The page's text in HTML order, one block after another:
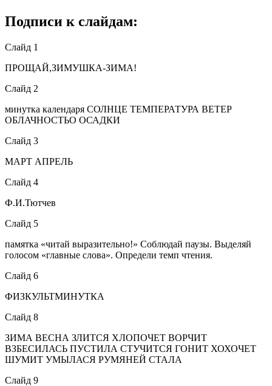
Подписи к слайдам:
Слайд 1
ПРОЩАЙ,ЗИМУШКА-ЗИМА!
Слайд 2
минутка календаря СОЛНЦЕ ТЕМПЕРАТУРА ВЕТЕР
ОБЛАЧНОСТЬО ОСАДКИ
Слайд 3
МАРТ АПРЕЛЬ
Слайд 4
Ф.И.Тютчев
Слайд 5
памятка «читай выразительно!» Соблюдай паузы. Выделяй
голосом «главные слова». Определи темп чтения.
Слайд 6
ФИЗКУЛЬТМИНУТКА
Слайд 8
ЗИМА ВЕСНА ЗЛИТСЯ ХЛОПОЧЕТ ВОРЧИТ
ВЗБЕСИЛАСЬ ПУСТИЛА СТУЧИТСЯ ГОНИТ ХОХОЧЕТ
ШУМИТ УМЫЛАСЯ РУМЯНЕЙ СТАЛА
Слайд 9